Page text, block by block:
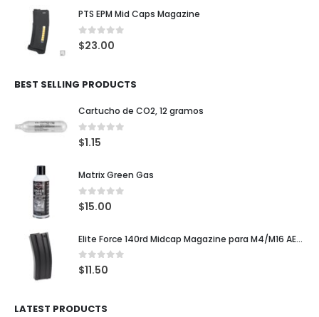
PTS EPM Mid Caps Magazine
0out of 5
$23.00
BEST SELLING PRODUCTS
Cartucho de CO2, 12 gramos
0out of 5
$1.15
Matrix Green Gas
0out of 5
$15.00
Elite Force 140rd Midcap Magazine para M4/M16 AEG Rifles
0out of 5
$11.50
LATEST PRODUCTS